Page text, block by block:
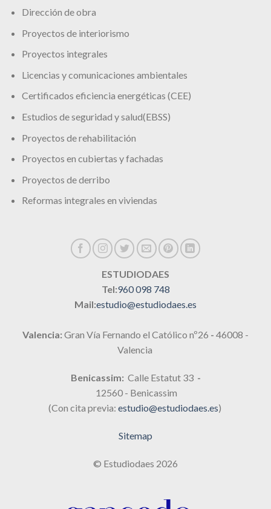
Dirección de obra
Proyectos de interiorismo
Proyectos integrales
Licencias y comunicaciones ambientales
Certificados eficiencia energéticas (CEE)
Estudios de seguridad y salud(EBSS)
Proyectos de rehabilitación
Proyectos en cubiertas y fachadas
Proyectos de derribo
Reformas integrales en viviendas
ESTUDIODAES
Tel:960 098 748
Mail:estudio@estudiodaes.es
Valencia: Gran Vía Fernando el Católico nº26 - 46008 -
Valencia
Benicassim: Calle Estatut 33 -
12560 - Benicassim
(Con cita previa: estudio@estudiodaes.es)
Sitemap
© Estudiodaes 2026